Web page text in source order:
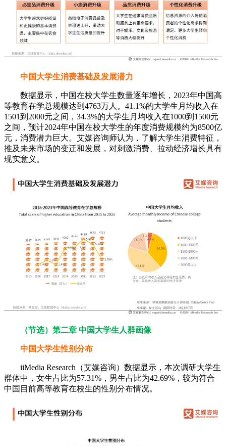
中国大学生消费基础及发展潜力
数据显示，中国在校大学生数量逐年增长，2023年中国高
等教育在学总规模达到4763万人。41.1%的大学生月均收入在
1501到2000元之间，34.3%的大学生月均收入在1000到1500元
之间，预计2024年中国在校大学生的年度消费规模约为8500亿
元，消费潜力巨大。艾媒咨询师认为，了解大学生消费特征，
推及未来市场的变迁和发展，对刺激消费、拉动经济增长具有
现实意义。
（节选）第二章 中国大学生人群画像
中国大学生性别分布
iiMedia Research（艾媒咨询）数据显示，本次调研大学生
群体中，女生占比为57.31%，男生占比为42.69%，较为符合
中国目前高等教育在校生的性别分布情况。